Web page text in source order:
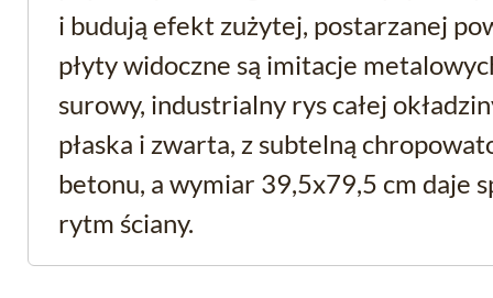
i budują efekt zużytej, postarzanej
płyty widoczne są imitacje
surowy, industrialny rys całej
płaska i zwarta, z subtelną
betonu, a wymiar 39,5x79,5 cm daje
rytm ściany.